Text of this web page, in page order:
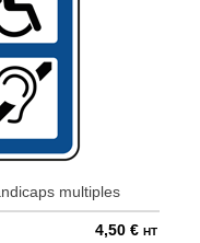
multiples
4,50 € HT